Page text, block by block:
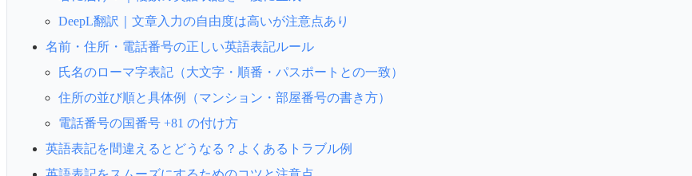
DeepL翻訳｜文章入力の自由度は高いが注意点あり
名前・住所・電話番号の正しい英語表記ルール
氏名のローマ字表記（大文字・順番・パスポートとの一致）
住所の並び順と具体例（マンション・部屋番号の書き方）
電話番号の国番号 +81 の付け方
英語表記を間違えるとどうなる？よくあるトラブル例